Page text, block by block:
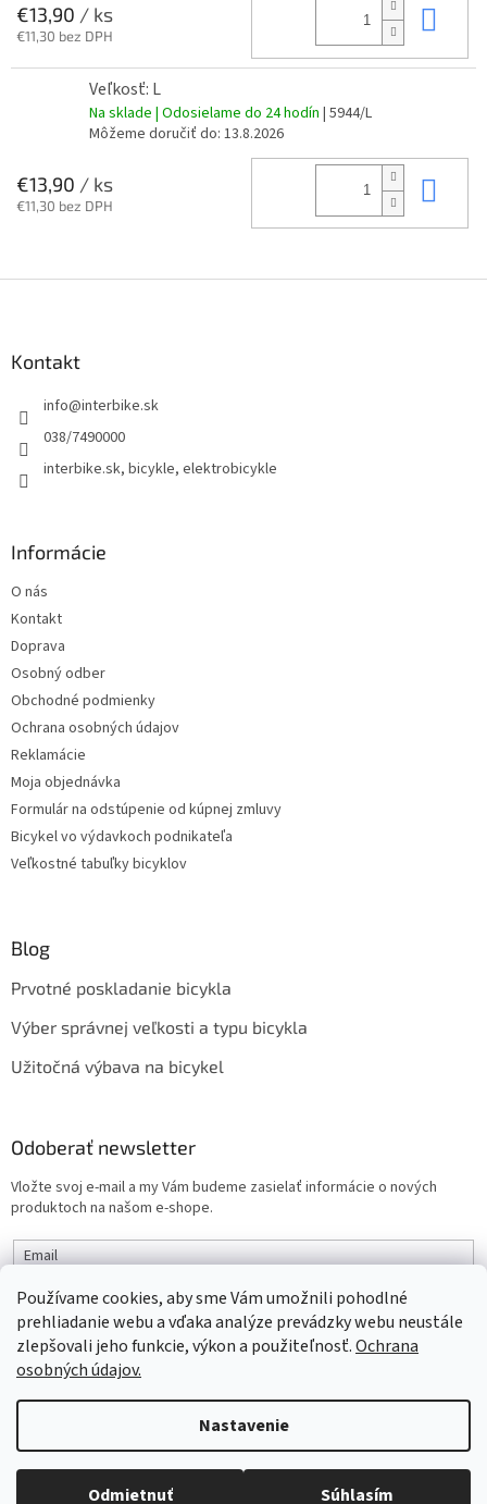
Používame cookies, aby sme Vám umožnili pohodlné
prehliadanie webu a vďaka analýze prevádzky webu neustále
zlepšovali jeho funkcie, výkon a použiteľnosť.Ochrana
osobných údajov.
Nastavenie
Odmietnuť Súhlasím
Objednaný tovar si môžete prevziať osobne v predajni SELEKTRA,
Družstevná 1143/24, Partizánske, tel.: 038/7490000. Všetok tovar je
€13,90 / ks
€11,30 bez DPH
Veľkosť: L
Na sklade | Odosielame do 24 hodín | 5944/L
Môžeme doručiť do: 13.8.2026
€13,90 / ks
€11,30 bez DPH
Kontakt
info@interbike.sk
038/7490000
interbike.sk, bicykle, elektrobicykle
Informácie
O nás
Kontakt
Doprava
Osobný odber
Obchodné podmienky
Ochrana osobných údajov
Reklamácie
Moja objednávka
Formulár na odstúpenie od kúpnej zmluvy
Bicykel vo výdavkoch podnikateľa
Veľkostné tabuľky bicyklov
Blog
Prvotné poskladanie bicykla
Výber správnej veľkosti a typu bicykla
Užitočná výbava na bicykel
Odoberať newsletter
Vložte svoj e-mail a my Vám budeme zasielať informácie o nových
produktoch na našom e-shope.
Email
PRIHLÁSIŤ SA
Copyright 2026interbike. Všetky práva vyhradené.Upraviť